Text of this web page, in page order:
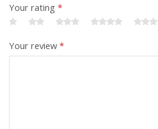
Your rating *
Your review*